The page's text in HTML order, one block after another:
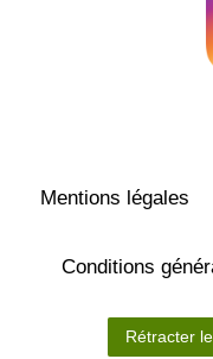
Mentions légales
Conditions
Rétracter